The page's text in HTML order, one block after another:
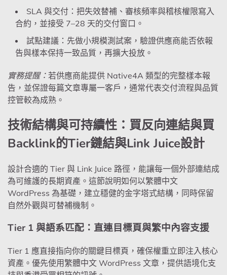
SLA 與交付：把失效替補、審核頻率與稽核權限寫入
合約，並接受 7–28 天的交付窗口。
試點建議：先做小規模測試案，驗證供應商能否依報
告與樣本保持一致品質，再擴大投放。
實務提醒： 若供應商能提供 Native4A 類型的完整樣本報
告，並保證每篇文章專屬一客戶，通常代表交付流程與品質
控管較為成熟。
技術結構與可持續性：買反向連結與買
Backlink的Tier鏈結與Link Juice設計
設計合適的 Tier 與 Link Juice 路徑，能讓每一個外部連結成
為可維護的長期資產。這節說明如何以繁體中文
WordPress 為基礎，建立穩健的金字塔式結構，同時保留
自然外觀與可替補機制。
Tier 1 與語系匹配：直連目標頁與繁中內容支援
Tier 1 應直接指向你的關鍵目標頁，確保權重立即注入核心
資產。優先使用繁體中文 WordPress 文章，提供語境化支